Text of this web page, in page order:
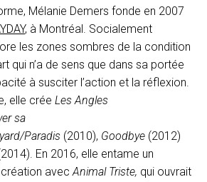
Mélanie Demers fonde en 2007
, à Montréal. Socialement
les zones sombres de la condition
qui n’a de sens que dans sa portée
à susciter l’action et la réflexion.
elle crée Les Angles
sa
Paradis (2010), Goodbye (2012)
En 2016, elle entame un
avecAnimal Triste, qui ouvrait